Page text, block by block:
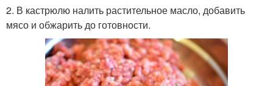
2. В кастрюлю налить растительное масло, добавить
мясо и обжарить до готовности.